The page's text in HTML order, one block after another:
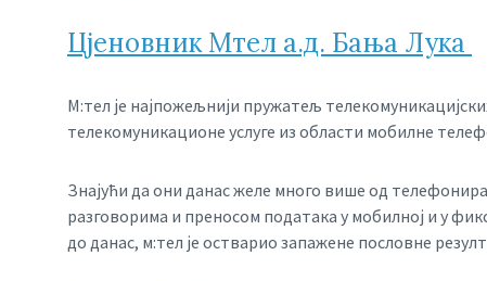
Цјеновник Мтел а.д. Бања Лука
М:тел је најпожељнији пружатељ
телекомуникационе услуге из области мобилне
Знајући да они данас желе много више од
разговорима и преносом података у мобилној и у
до данас, м:тел је остварио запажене пословне